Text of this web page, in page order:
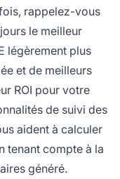
rappelez-vous
le meilleur
légèrement plus
et de meilleurs
ROI pour votre
de suivi des
aident à calculer
tenant compte à la
généré.